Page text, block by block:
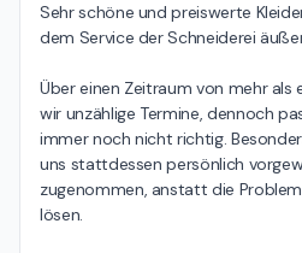
Sehr schöne und preiswerte
dem Service der Schneiderei
Über einen Zeitraum von mehr als
wir unzählige Termine, dennoch
immer noch nicht richtig.
uns stattdessen persönlich
zugenommen, anstatt die
lösen.